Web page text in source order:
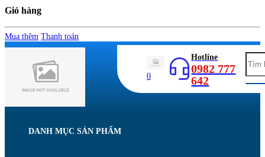
Giỏ hàng
Mua thêm Thanh toán
0
Hotline
0982 777
642
DANH MỤC SẢN PHẨM